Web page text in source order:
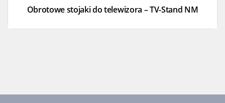
Obrotowe stojaki do telewizora – TV-Stand NM